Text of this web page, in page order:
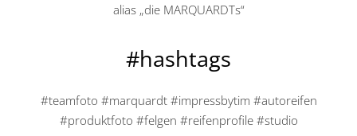
alias „die MARQUARDTs“
#hashtags
#teamfoto #marquardt #impressbytim #autoreifen
#produktfoto #felgen #reifenprofile #studio